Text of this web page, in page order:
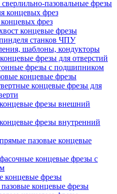
пазовальные фрезы
концевых фрез
фрез
концевые фрезы
станков ЧПУ
шаблоны, кондукторы
фрезы для отверстий
фрезы с подшипником
концевые фрезы
концевые фрезы для
фрезы внешний
фрезы внутренний
пазовые концевые
концевые фрезы с
концевые фрезы
концевые фрезы